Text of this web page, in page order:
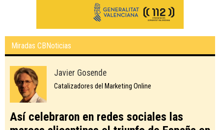
Miradas CBNoticias
Javier Gosende
Catalizadores del Marketing Online
Así celebraron en redes sociales las